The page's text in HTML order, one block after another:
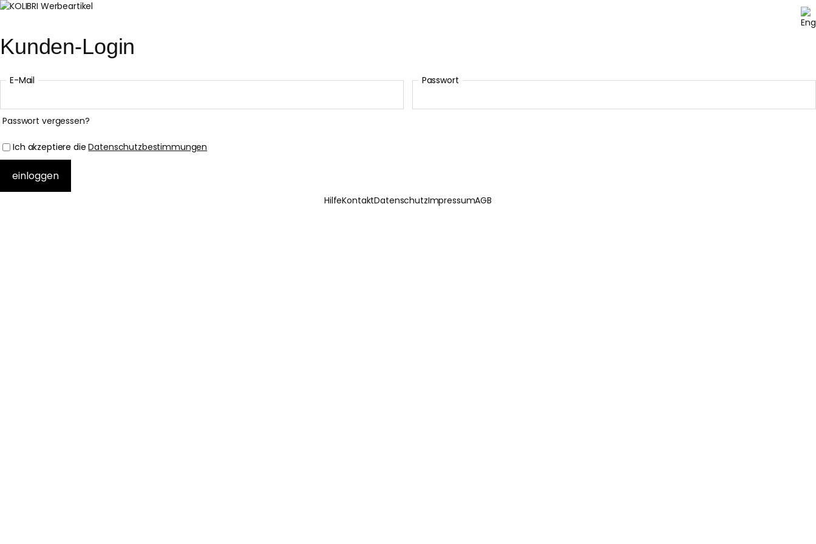
Kunden-Login
E-Mail Passwort
Passwort vergessen?
Ich akzeptiere dieDatenschutzbestimmungen
HilfeKontaktDatenschutzImpressumAGB